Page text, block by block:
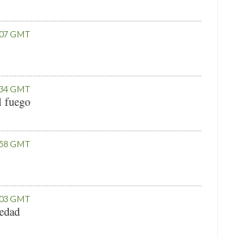
GMT
GMT
fuego
GMT
GMT